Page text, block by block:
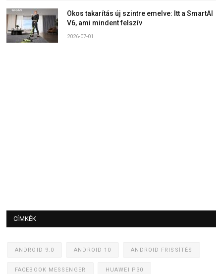
Okos takarítás új szintre emelve: Itt a SmartAI
V6, ami mindent felszív
2026-07-01
CÍMKÉK
ANDROID 9.0 ANDROID 10 ANDROID FRISSÍTÉS
FACEBOOK MESSENGER HUAWEI P30